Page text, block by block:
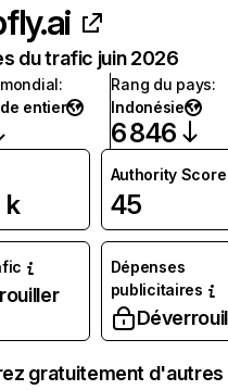
du trafic juin 2026
:
entier
Rang du pays:
Indonésie
6 846
k
Authority Score
45
Dépenses
publicitaires
gratuitement d'autres